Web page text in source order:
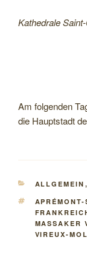
Kathedrale
Am folgenden
die Hauptstadt
KATEGORIEN
ALLGEMEIN ,
MASSAKER
VIREUX-